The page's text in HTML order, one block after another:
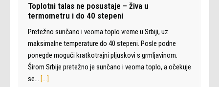
Toplotni talas ne posustaje – živa u
termometru i do 40 stepeni
Pretežno sunčano i veoma toplo vreme u Srbiji, uz
maksimalne temperature do 40 stepeni. Posle podne
ponegde mogući kratkotrajni pljuskovi s grmljavinom.
Širom Srbije pretežno je sunčano i veoma toplo, a očekuje
se… […]